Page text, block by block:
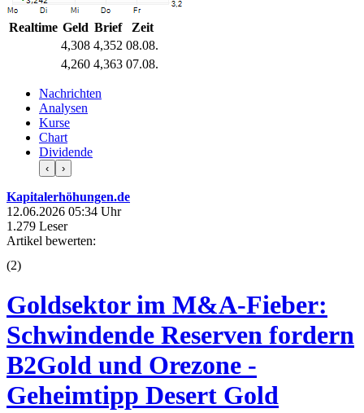
Realtime Geld Brief
Zeit
4,308 4,352 08.08.
4,260 4,363 07.08.
Nachrichten
Analysen
Kurse
Chart
Dividende
‹ ›
Kapitalerhöhungen.de
12.06.2026 05:34 Uhr
1.279 Leser
Artikel bewerten:
(2)
Goldsektor im M&A-Fieber:
Schwindende Reserven fordern
B2Gold und Orezone -
Geheimtipp Desert Gold